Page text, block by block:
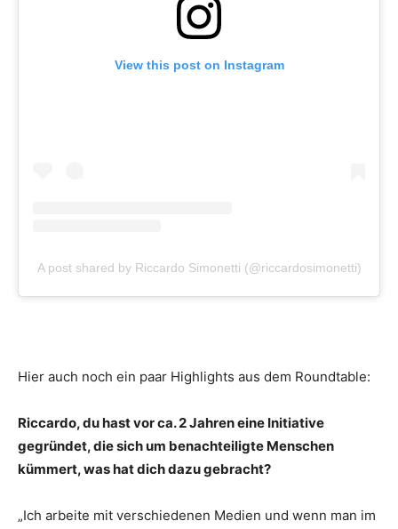
View this post on Instagram
A post shared by Riccardo Simonetti (@riccardosimonetti)
Hier auch noch ein paar Highlights aus dem Roundtable:
Riccardo, du hast vor ca. 2 Jahren eine Initiative
gegründet, die sich um benachteiligte Menschen
kümmert, was hat dich dazu gebracht?
„Ich arbeite mit verschiedenen Medien und wenn man im